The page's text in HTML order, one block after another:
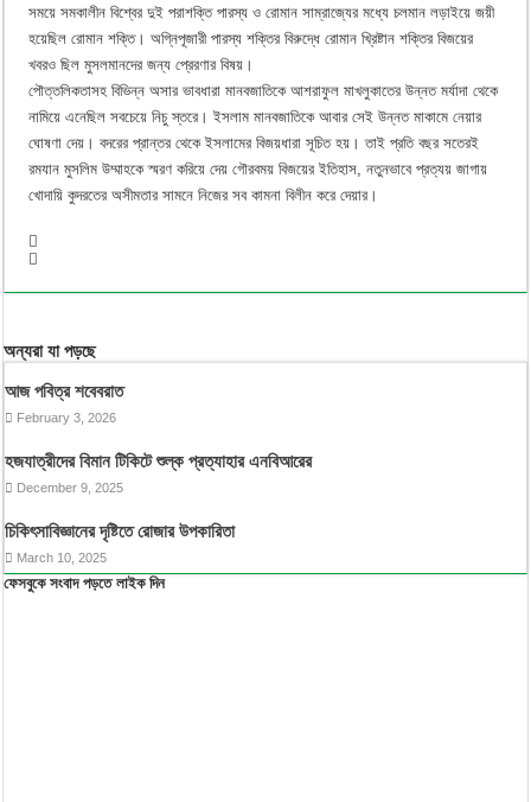
সময়ে সমকালীন বিশ্বের দুই পরাশক্তি পারস্য ও রোমান সাম্রাজ্যের মধ্যে চলমান লড়াইয়ে জয়ী
হয়েছিল রোমান শক্তি। অগ্নিপূজারী পারস্য শক্তির বিরুদ্ধে রোমান খ্রিষ্টান শক্তির বিজয়ের
খবরও ছিল মুসলমানদের জন্য প্রেরণার বিষয়।
পৌত্তলিকতাসহ বিভিন্ন অসার ভাবধারা মানবজাতিকে আশরাফুল মাখলুকাতের উন্নত মর্যাদা থেকে
নামিয়ে এনেছিল সবচেয়ে নিচু স্তরে। ইসলাম মানবজাতিকে আবার সেই উন্নত মাকামে নেয়ার
ঘোষণা দেয়। বদরের প্রান্তর থেকে ইসলামের বিজয়ধারা সূচিত হয়। তাই প্রতি বছর সতেরই
রমযান মুসলিম উম্মাহকে স্মরণ করিয়ে দেয় গৌরবময় বিজয়ের ইতিহাস, নতুনভাবে প্রত্যয় জাগায়
খোদায়ি কুদরতের অসীমতার সামনে নিজের সব কামনা বিলীন করে দেয়ার।
অন্যরা যা পড়ছে
আজ পবিত্র শবেবরাত
February 3, 2026
হজযাত্রীদের বিমান টিকিটে শুল্ক প্রত্যাহার এনবিআরের
December 9, 2025
চিকিৎসাবিজ্ঞানের দৃষ্টিতে রোজার উপকারিতা
March 10, 2025
ফেসবুকে সংবাদ পড়তে লাইক দিন